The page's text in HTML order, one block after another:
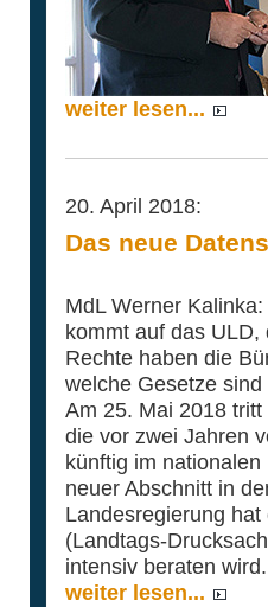
weiter lesen...
20. April 2018:
Das neue
MdL Werner
kommt auf das
Rechte haben die
welche Gesetze
Am 25. Mai 2018
die vor zwei Jahren
künftig im
neuer Abschnitt in
Landesregierung
(Landtags-
intensiv beraten
weiter lesen...